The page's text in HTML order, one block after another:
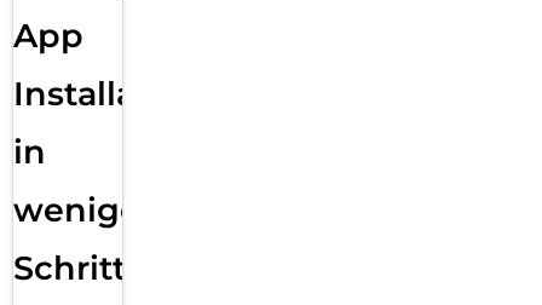
App
Installation
in
wenigen
Schritten